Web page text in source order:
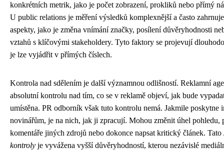
konkrétních metrik, jako je počet zobrazení, prokliků nebo přímý
U public relations je měření výsledků komplexnější a často
aspekty, jako je změna vnímání značky, posílení důvěryhodnosti
vztahů s klíčovými stakeholdery. Tyto faktory se projevují
je lze vyjádřit v přímých číslech.
Kontrola nad sdělením je další významnou odlišností. Reklamní
absolutní kontrolu nad tím, co se v reklamě objeví, jak bude
umístěna. PR odborník však tuto kontrolu nemá. Jakmile poskytne
novinářům, je na nich, jak ji zpracují. Mohou změnit úhel pohledu,
komentáře jiných zdrojů nebo dokonce napsat kritický článek. Tato
kontroly je vyvážena vyšší důvěryhodností, kterou nezávislé